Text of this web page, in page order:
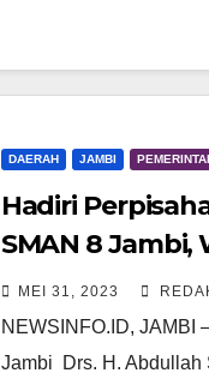
DAERAH JAMBI
Hadiri
SMAN 8 Jambi,
Jangan
Dalam
MEI 31, 2023
NEWSINFO.ID, JAMBI
Jambi Drs. H. Abdullah